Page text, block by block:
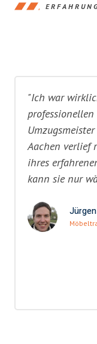
"Ich war
Aachen verlief
ihres
kann sie nur